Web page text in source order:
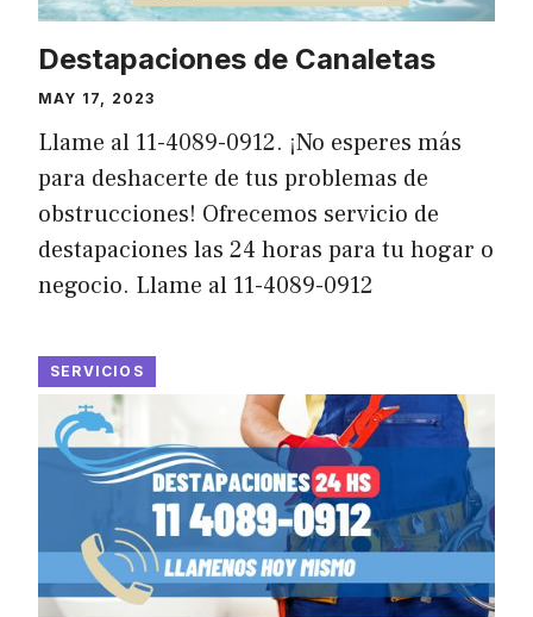
Destapaciones de Canaletas
MAY 17, 2023
Llame al 11-4089-0912. ¡No esperes más
para deshacerte de tus problemas de
obstrucciones! Ofrecemos servicio de
destapaciones las 24 horas para tu hogar o
negocio. Llame al 11-4089-0912
SERVICIOS